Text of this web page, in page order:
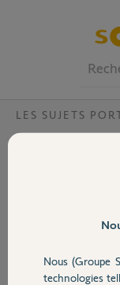
Volet
Sécurité
LES SUJETS
J'ai un portail dont la
l'équiper d'une
Merci,Nous (Groupe
technologies